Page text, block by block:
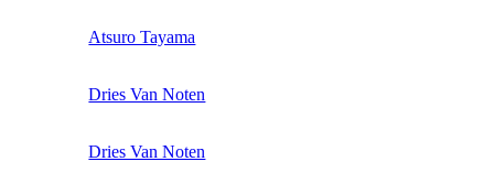
Atsuro Tayama
Dries Van Noten
Dries Van Noten